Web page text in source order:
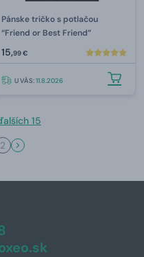
Pánske tričko s potlačou
“Friend or Best Friend”
15,99 €
U VÁS:11.8.2026
15
2